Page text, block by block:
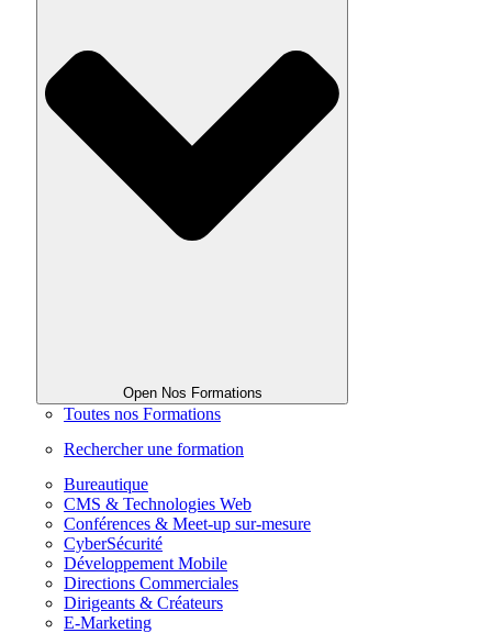
Open Nos Formations
Toutes nos Formations
Rechercher une formation
Bureautique
CMS & Technologies Web
Conférences & Meet-up sur-mesure
CyberSécurité
Développement Mobile
Directions Commerciales
Dirigeants & Créateurs
E-Marketing